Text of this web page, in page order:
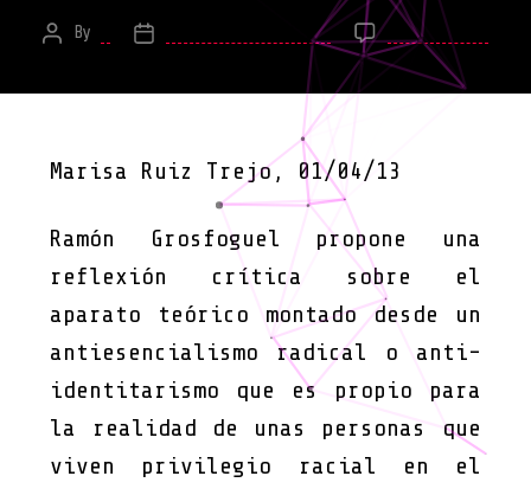
Post
By
Post September 30, 2013 No Comments
Marisa Ruiz Trejo, 01/04/13
Ramón Grosfoguel propone una
reflexión crítica sobre el
aparato teórico montado desde un
antiesencialismo radical o anti-
identitarismo que es propio para
la realidad de unas personas que
viven privilegio racial en el